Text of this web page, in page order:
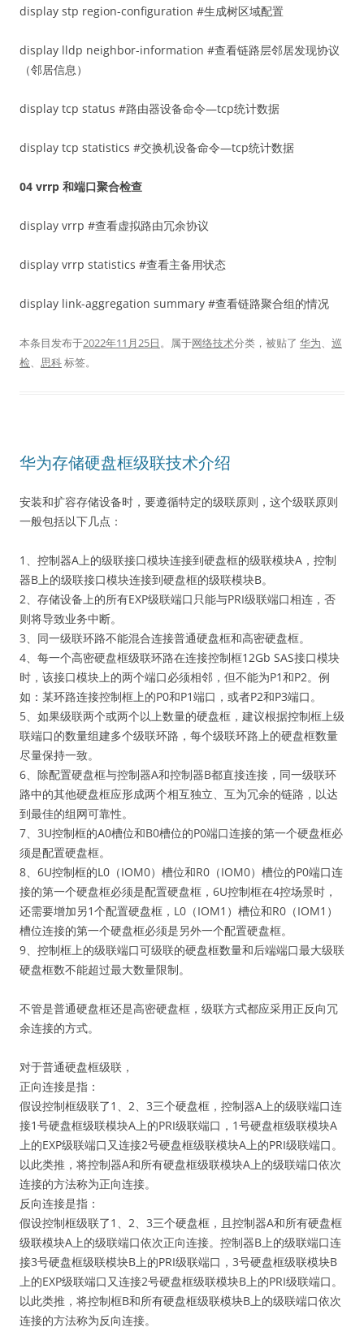
display stp region-configuration #生成树区域配置
display lldp neighbor-information #查看链路层邻居发现协议
（邻居信息）
display tcp status #路由器设备命令—tcp统计数据
display tcp statistics #交换机设备命令—tcp统计数据
04 vrrp 和端口聚合检查
display vrrp #查看虚拟路由冗余协议
display vrrp statistics #查看主备用状态
display link-aggregation summary #查看链路聚合组的情况
本条目发布于2022年11月25日。属于网络技术分类，被贴了 华为、 巡
检、 思科标签。
华为存储硬盘框级联技术介绍
安装和扩容存储设备时，要遵循特定的级联原则，这个级联原则
一般包括以下几点：
1、控制器A上的级联接口模块连接到硬盘框的级联模块A，控制
器B上的级联接口模块连接到硬盘框的级联模块B。
2、存储设备上的所有EXP级联端口只能与PRI级联端口相连，否
则将导致业务中断。
3、同一级联环路不能混合连接普通硬盘框和高密硬盘框。
4、每一个高密硬盘框级联环路在连接控制框12Gb SAS接口模块
时，该接口模块上的两个端口必须相邻，但不能为P1和P2。例
如：某环路连接控制框上的P0和P1端口，或者P2和P3端口。
5、如果级联两个或两个以上数量的硬盘框，建议根据控制框上级
联端口的数量组建多个级联环路，每个级联环路上的硬盘框数量
尽量保持一致。
6、除配置硬盘框与控制器A和控制器B都直接连接，同一级联环
路中的其他硬盘框应形成两个相互独立、互为冗余的链路，以达
到最佳的组网可靠性。
7、3U控制框的A0槽位和B0槽位的P0端口连接的第一个硬盘框必
须是配置硬盘框。
8、6U控制框的L0（IOM0）槽位和R0（IOM0）槽位的P0端口连
接的第一个硬盘框必须是配置硬盘框，6U控制框在4控场景时，
还需要增加另1个配置硬盘框，L0（IOM1）槽位和R0（IOM1）
槽位连接的第一个硬盘框必须是另外一个配置硬盘框。
9、控制框上的级联端口可级联的硬盘框数量和后端端口最大级联
硬盘框数不能超过最大数量限制。
不管是普通硬盘框还是高密硬盘框，级联方式都应采用正反向冗
余连接的方式。
对于普通硬盘框级联，
正向连接是指：
假设控制框级联了1、2、3三个硬盘框，控制器A上的级联端口连
接1号硬盘框级联模块A上的PRI级联端口，1号硬盘框级联模块A
上的EXP级联端口又连接2号硬盘框级联模块A上的PRI级联端口。
以此类推，将控制器A和所有硬盘框级联模块A上的级联端口依次
连接的方法称为正向连接。
反向连接是指：
假设控制框级联了1、2、3三个硬盘框，且控制器A和所有硬盘框
级联模块A上的级联端口依次正向连接。控制器B上的级联端口连
接3号硬盘框级联模块B上的PRI级联端口，3号硬盘框级联模块B
上的EXP级联端口又连接2号硬盘框级联模块B上的PRI级联端口。
以此类推，将控制框B和所有硬盘框级联模块B上的级联端口依次
连接的方法称为反向连接。